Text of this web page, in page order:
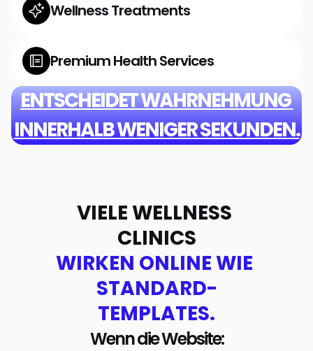
Wellness Treatments
Premium Health Services
ENTSCHEIDET WAHRNEHMUNG
INNERHALB WENIGER SEKUNDEN.
VIELE WELLNESS
CLINICS
WIRKEN ONLINE WIE
STANDARD-
TEMPLATES.
Wenn die Website: